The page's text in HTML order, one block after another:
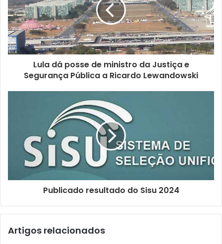
n
d
e
r
e
Lula dá posse de ministro da Justiça e
Segurança Pública a Ricardo Lewandowski
Publicado resultado do Sisu 2024
Artigos relacionados